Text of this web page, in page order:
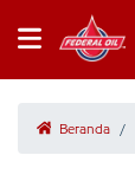
Beranda /